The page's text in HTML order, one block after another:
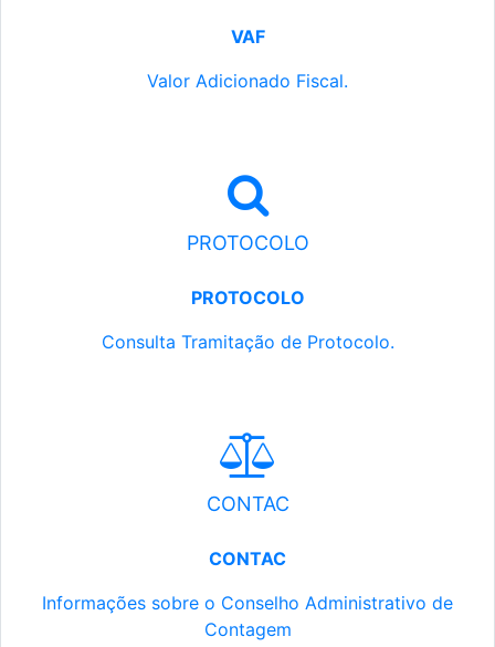
VAF
Valor Adicionado Fiscal.
PROTOCOLO
PROTOCOLO
Consulta Tramitação de Protocolo.
CONTAC
CONTAC
Informações sobre o Conselho Administrativo de
Contagem